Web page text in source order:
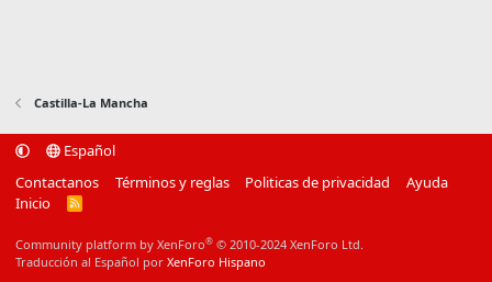
Castilla-La Mancha
Español
Contactanos
Términos y reglas Politicas de privacidad
Ayuda
Inicio
R
Community platform by XenForo® © 2010-2024 XenForo Ltd.
Traducción al Español por XenForo Hispano